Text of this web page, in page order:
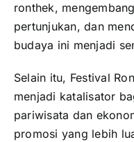
ronthek,
pertunjukan, dan
budaya ini menjadi
Selain itu, Festival
menjadi katalisator
pariwisata dan
promosi yang lebih